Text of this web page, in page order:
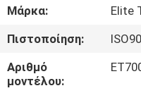
ΣΧΕΤΙΚΆ
ΜΕ
ΕΜΆΣ
Μάρκα:
Elite
Πιστοποίηση:
Αριθμό
μοντέλου: